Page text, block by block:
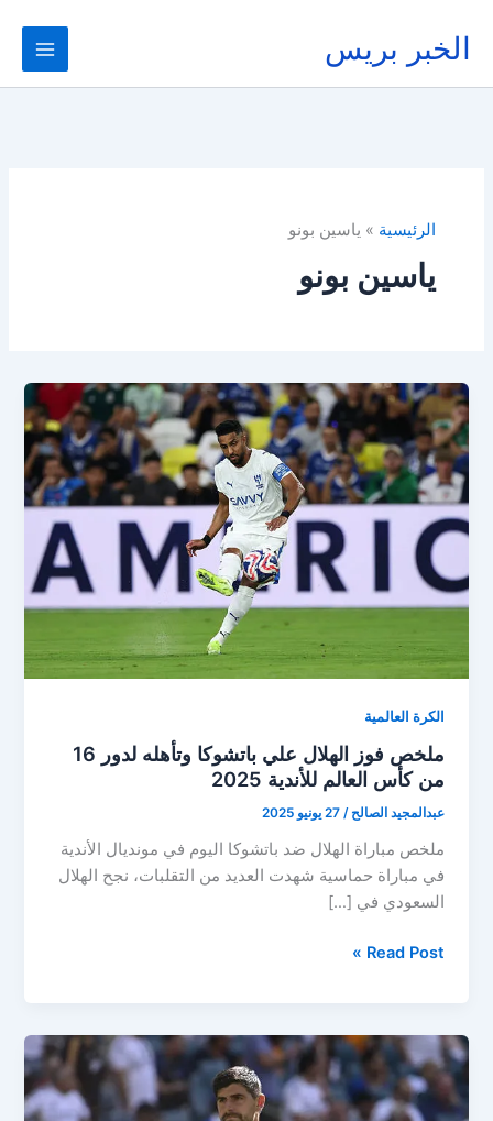
المحتوى
الخبر بريس
الرئيسية ياسين بونو
ياسين بونو
الكرة العالمية
ملخص فوز الهلال علي باتشوكا وتأهله لدور 16
من كأس العالم للأندية 2025
عبدالمجيد الصالح/27 يونيو 2025
ملخص مباراة الهلال ضد باتشوكا اليوم في مونديال الأندية
في مباراة حماسية شهدت العديد من التقلبات، نجح الهلال
السعودي في […]
ملخص
علي
باتشوكا
وتأهله
لدور
Read Post »